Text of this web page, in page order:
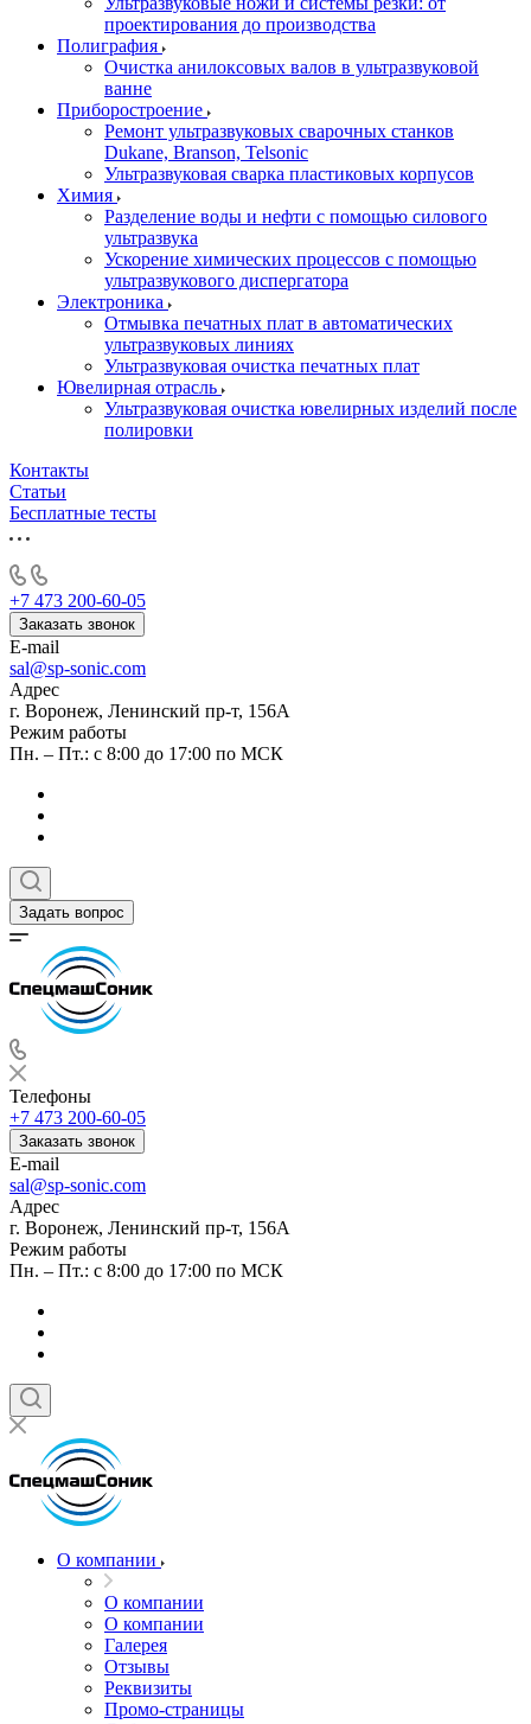
проектирования до производства
Полиграфия
Очистка анилоксовых валов в ультразвуковой
ванне
Приборостроение
Ремонт ультразвуковых сварочных станков
Dukane, Branson, Telsonic
Ультразвуковая сварка пластиковых корпусов
Химия
Разделение воды и нефти с помощью силового
ультразвука
Ускорение химических процессов с помощью
ультразвукового диспергатора
Электроника
Отмывка печатных плат в автоматических
ультразвуковых линиях
Ультразвуковая очистка печатных плат
Ювелирная отрасль
Ультразвуковая очистка ювелирных изделий после
полировки
Контакты
Статьи
Бесплатные тесты
+7 473 200-60-05
Заказать звонок
E-mail
sal@sp-sonic.com
Адрес
г. Воронеж, Ленинский пр-т, 156А
Режим работы
Пн. – Пт.: с 8:00 до 17:00 по МСК
Задать вопрос
Телефоны
+7 473 200-60-05
Заказать звонок
E-mail
sal@sp-sonic.com
Адрес
г. Воронеж, Ленинский пр-т, 156А
Режим работы
Пн. – Пт.: с 8:00 до 17:00 по МСК
О компании
О компании
О компании
Галерея
Отзывы
Реквизиты
Промо-страницы